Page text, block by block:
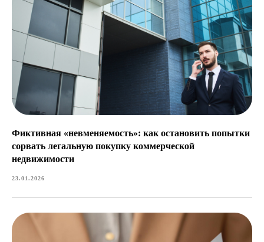
Фиктивная «невменяемость»: как остановить попытки
сорвать легальную покупку коммерческой
недвижимости
23.01.2026
данных и ознакомлены с условиямиполитики конфиденциальности
Запишитесь на первичную
консультацию с юристом
Обсудим ваш проект?
Ответим на вопросы и подберем решение для
вашей задачи